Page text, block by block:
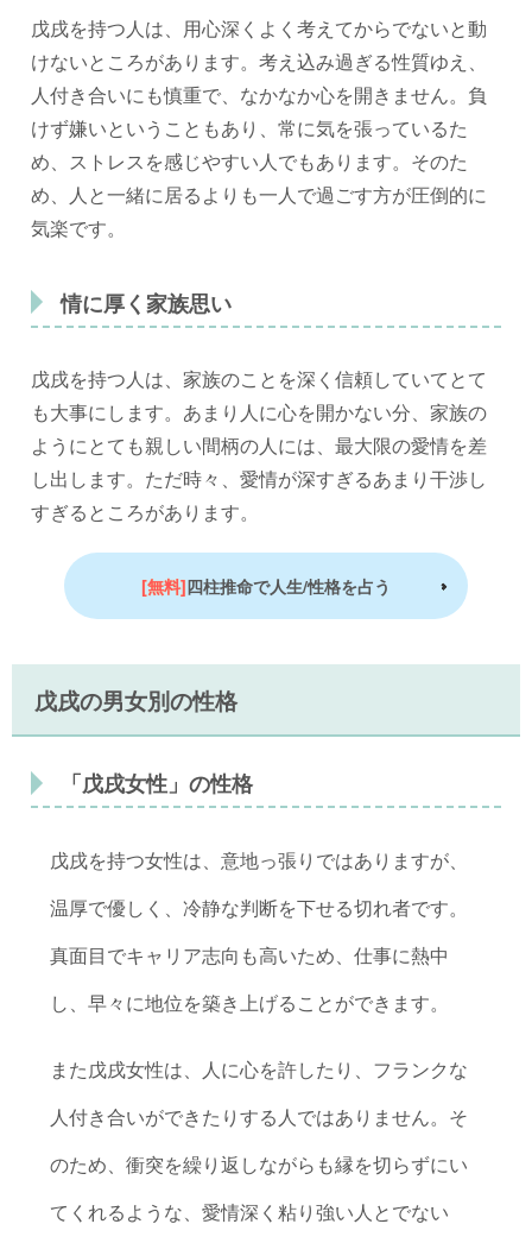
戊戌を持つ人は、用心深くよく考えてからでないと動
けないところがあります。考え込み過ぎる性質ゆえ、
人付き合いにも慎重で、なかなか心を開きません。負
けず嫌いということもあり、常に気を張っているた
め、ストレスを感じやすい人でもあります。そのた
め、人と一緒に居るよりも一人で過ごす方が圧倒的に
気楽です。
情に厚く家族思い
戊戌を持つ人は、家族のことを深く信頼していてとて
も大事にします。あまり人に心を開かない分、家族の
ようにとても親しい間柄の人には、最大限の愛情を差
し出します。ただ時々、愛情が深すぎるあまり干渉し
すぎるところがあります。
[無料]四柱推命で人生/性格を占う
戊戌の男女別の性格
「戊戌女性」の性格
戊戌を持つ女性は、意地っ張りではありますが、
温厚で優しく、冷静な判断を下せる切れ者です。
真面目でキャリア志向も高いため、仕事に熱中
し、早々に地位を築き上げることができます。
また戊戌女性は、人に心を許したり、フランクな
人付き合いができたりする人ではありません。そ
のため、衝突を繰り返しながらも縁を切らずにい
てくれるような、愛情深く粘り強い人とでない